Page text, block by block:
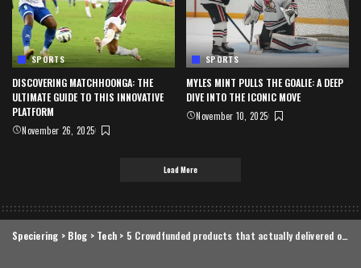
SPORTS
DISCOVERING MATCHHOONGA: THE
ULTIMATE GUIDE TO THIS INNOVATIVE
PLATFORM
November 26, 2025
SPORTS
MYLES MINT PULLS THE GOALIE: A DEEP
DIVE INTO THE ICONIC MOVE
November 10, 2025
Load More
Speciering > Blog > Tech > 5 Crowdfunded products that actually delivered on the hype